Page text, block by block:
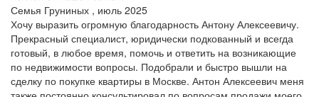
Семья Груниных , июль 2025
Хочу выразить огромную благодарность Антону Алексеевичу.
Прекрасный специалист, юридически подкованный и всегда
готовый, в любое время, помочь и ответить на возникающие
по недвижимости вопросы. Подобрали и быстро вышли на
сделку по покупке квартиры в Москве. Антон Алексеевич меня